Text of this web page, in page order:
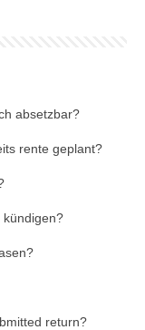
absetzbar?
rente geplant?
kündigen?
return?